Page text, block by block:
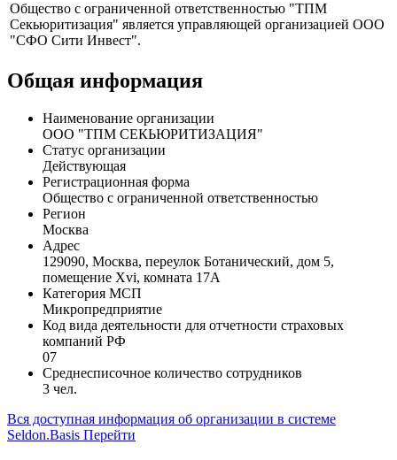
Общество с ограниченной ответственностью "ТПМ
Секьюритизация" является управляющей организацией ООО
"СФО Сити Инвест".
Общая информация
Наименование организации
ООО "ТПМ СЕКЬЮРИТИЗАЦИЯ"
Статус организации
Действующая
Регистрационная форма
Общество с ограниченной ответственностью
Регион
Москва
Адрес
129090, Москва, переулок Ботанический, дом 5,
помещение Xvi, комната 17А
Категория МСП
Микропредприятие
Код вида деятельности для отчетности страховых
компаний РФ
07
Среднесписочное количество сотрудников
3 чел.
Вся доступная информация об организации в системе
Seldon.Basis Перейти